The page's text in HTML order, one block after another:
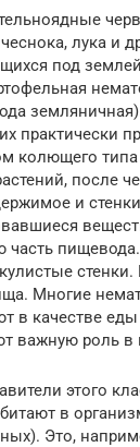
лука и
под
практически
колющего
после
и
часть
Многие
в качестве
важную роль в
этого
в
Это,